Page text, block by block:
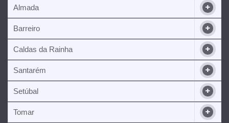
Almada
Barreiro
Caldas da Rainha
Santarém
Setúbal
Tomar